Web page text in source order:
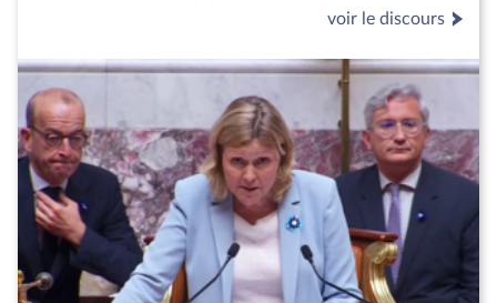
voir le discours